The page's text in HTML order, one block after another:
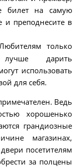
билет на самую
и преподнесите в
только
дарить
использовать
для себя.
Ведь
хорошенько
грандиозные
магазинах,
посетителям
за полцены